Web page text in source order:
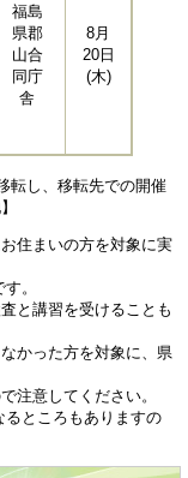
福島
県郡
山合
同庁
舎
8月
20日
(木)
し、移転先での開催
住まいの方を対象に実
。
と講習を受けることも
かった方を対象に、県
意してください。
ところもありますの